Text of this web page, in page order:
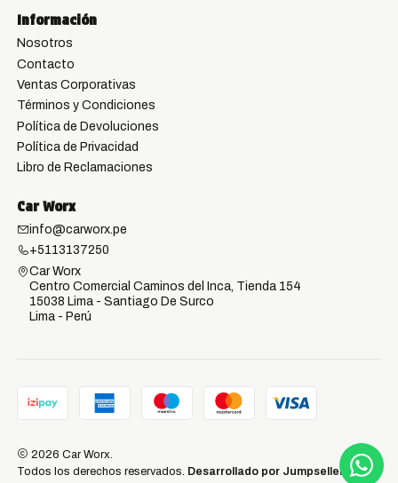
Información
Nosotros
Contacto
Ventas Corporativas
Términos y Condiciones
Política de Devoluciones
Política de Privacidad
Libro de Reclamaciones
Car Worx
info@carworx.pe
+5113137250
Car Worx
Centro Comercial Caminos del Inca, Tienda 154
15038 Lima - Santiago De Surco
Lima - Perú
2026 Car Worx.
Todos los derechos reservados. Desarrollado por Jumpseller